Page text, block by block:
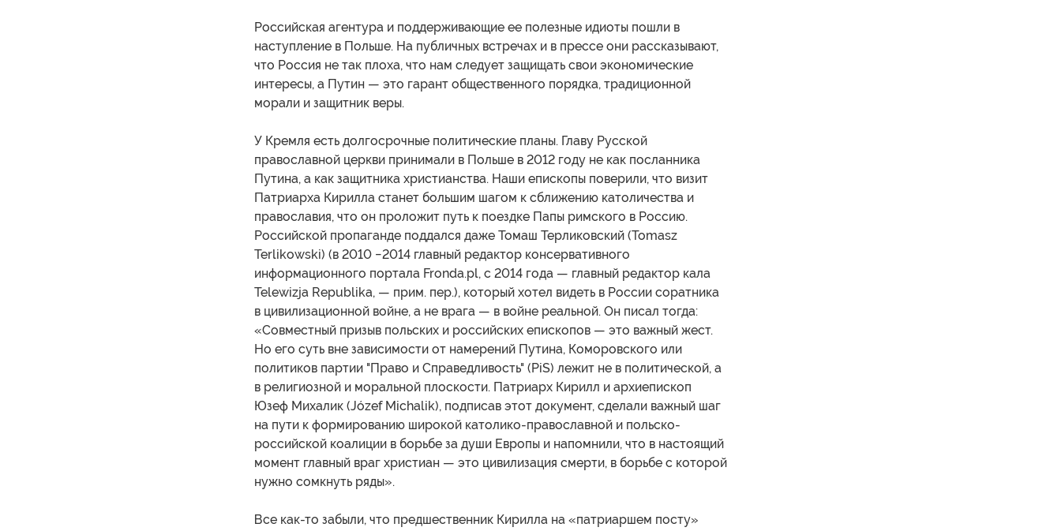
Российская агентура и поддерживающие ее полезные идиоты пошли в
наступление в Польше. На публичных встречах и в прессе они рассказывают,
что Россия не так плоха, что нам следует защищать свои экономические
интересы, а Путин — это гарант общественного порядка, традиционной
морали и защитник веры.
У Кремля есть долгосрочные политические планы. Главу Русской
православной церкви принимали в Польше в 2012 году не как посланника
Путина, а как защитника христианства. Наши епископы поверили, что визит
Патриарха Кирилла станет большим шагом к сближению католичества и
православия, что он проложит путь к поездке Папы римского в Россию.
Российской пропаганде поддался даже Томаш Терликовский (Tomasz
Terlikowski) (в 2010 −2014 главный редактор консервативного
информационного портала Fronda.pl, с 2014 года — главный редактор кала
Telewizja Republika, — прим. пер.), который хотел видеть в России соратника
в цивилизационной войне, а не врага — в войне реальной. Он писал тогда:
«Совместный призыв польских и российских епископов — это важный жест.
Но его суть вне зависимости от намерений Путина, Коморовского или
политиков партии "Право и Справедливость" (PiS) лежит не в политической, а
в религиозной и моральной плоскости. Патриарх Кирилл и архиепископ
Юзеф Михалик (Józef Michalik), подписав этот документ, сделали важный шаг
на пути к формированию широкой католико-православной и польско-
российской коалиции в борьбе за души Европы и напомнили, что в настоящий
момент главный враг христиан — это цивилизация смерти, в борьбе с которой
нужно сомкнуть ряды».
Все как-то забыли, что предшественник Кирилла на «патриаршем посту»